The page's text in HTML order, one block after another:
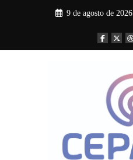
9 de agosto de 2026